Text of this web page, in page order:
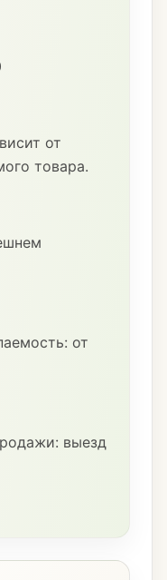
от
товара.
от
выезд